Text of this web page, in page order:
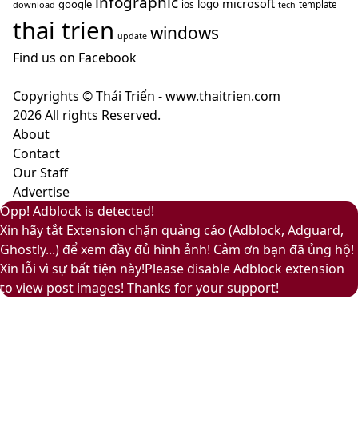
nghĩa
gì?
Fuzz
–
của
nhã
nhặn
và
ấm
áp
download google ios logo microsoft tech template
thai trien update windows
Find us on Facebook
Copyrights © Thái Triển - www.thaitrien.com
2026 All rights Reserved.
About
Contact
Our Staff
Advertise
Facebook
X
LinkedIn
YouTube
Google
Play
Back
to
top
button
Close
Opp! Adblock is detected!
Xin hãy tắt Extension chặn quảng cáo (Adblock, Adguard,
Ghostly...) để xem đầy đủ hình ảnh! Cảm ơn bạn đã ủng hộ!
Xin lỗi vì sự bất tiện này!Please disable Adblock extension
to view post images! Thanks for your support!